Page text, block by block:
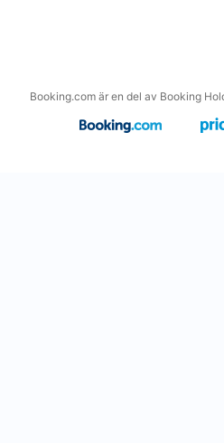
Booking.com är en del av Booking